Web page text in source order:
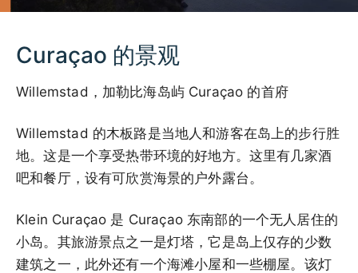
Curaçao 的景观
Willemstad，加勒比海岛屿 Curaçao 的首府
Willemstad 的木板路是当地人和游客在岛上的步行胜
地。这是一个享受热带环境的好地方。这里有几家酒
吧和餐厅，设有可欣赏海景的户外露台。
Klein Curaçao 是 Curaçao 东南部的一个无人居住的
小岛。其旅游景点之一是灯塔，它是岛上仅存的少数
建筑之一，此外还有一个海滩小屋和一些棚屋。该灯